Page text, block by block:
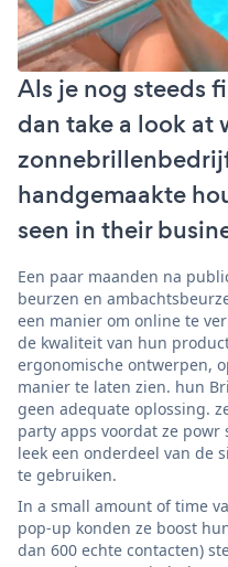
Als je nog steeds
dan take a look at
handgemaakte
seen in their
Een paar maanden na
beurzen en
een manier om online te
de kwaliteit van hun
ergonomische ontwerpen,
manier te laten zien. hun
geen adequate oplossing.
party apps voordat ze
leek een onderdeel van de
te gebruiken.
In a small amount of time
pop-up konden ze boost
dan 600 echte contacten)